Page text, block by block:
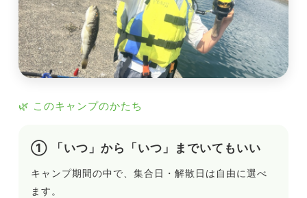
🌿 このキャンプのかたち
① 「いつ」から「いつ」までいてもいい
キャンプ期間の中で、集合日・解散日は自由に選べ
ます。